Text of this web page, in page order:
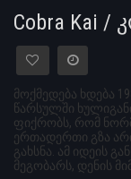
Cobra Kai /
მოქმედება ხდება
წარსულში
ფიქრობს, რომ
ერთადერთი გზა
გახსნა. ამ იდეის
მეგობარს, დენის